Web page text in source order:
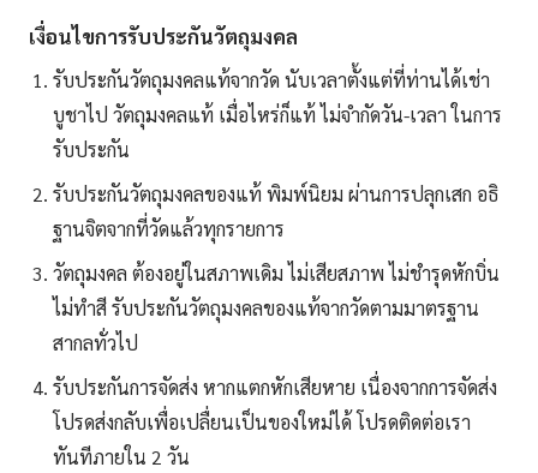
เงื่อนไขการรับประกันวัตถุมงคล
รับประกันวัตถุมงคลแท้จากวัด นับเวลาตั้งแต่ที่ท่านได้เช่า
บูชาไป วัตถุมงคลแท้ เมื่อไหร่ก็แท้ ไม่จำกัดวัน-เวลา ในการ
รับประกัน
รับประกันวัตถุมงคลของแท้ พิมพ์นิยม ผ่านการปลุกเสก อธิ
ฐานจิตจากที่วัดแล้วทุกรายการ
วัตถุมงคล ต้องอยู่ในสภาพเดิม ไม่เสียสภาพ ไม่ชำรุดหักบิ่น
ไม่ทำสี รับประกันวัตถุมงคลของแท้จากวัดตามมาตรฐาน
สากลทั่วไป
รับประกันการจัดส่ง หากแตกหักเสียหาย เนื่องจากการจัดส่ง
โปรดส่งกลับเพื่อเปลื่ยนเป็นของใหม่ได้ โปรดติดต่อเรา
ทันทีภายใน 2 วัน